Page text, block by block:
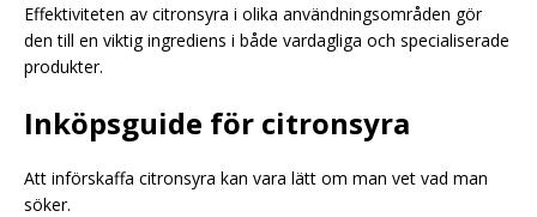
Effektiviteten av citronsyra i olika användningsområden gör
den till en viktig ingrediens i både vardagliga och specialiserade
produkter.
Inköpsguide för citronsyra
Att införskaffa citronsyra kan vara lätt om man vet vad man
söker.